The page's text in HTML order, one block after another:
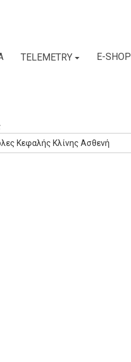
TELEMETRY E-SHOP
Κεφαλής Κλίνης Ασθενή